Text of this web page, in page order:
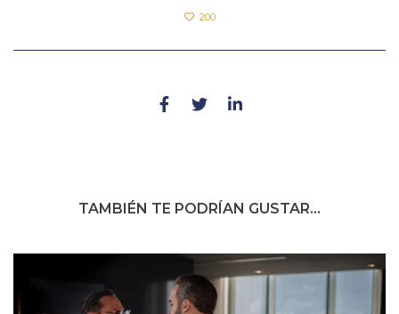
200
TAMBIÉN TE PODRÍAN GUSTAR...